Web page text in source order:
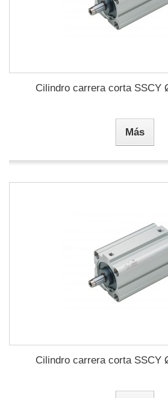
Cilindro carrera corta SSCY
Más
Cilindro carrera corta SSCY